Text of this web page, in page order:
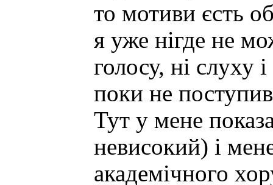
то мотиви єсть
я уже нігде не
голосу, ні слуху
поки не
Тут у мене
невисокий) і
академічного